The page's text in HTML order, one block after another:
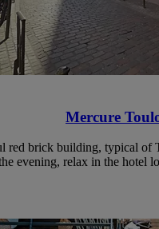
Mercure
red brick building, typical of
evening, relax in the